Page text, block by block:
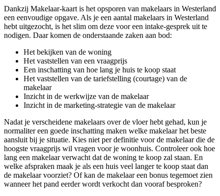
Dankzij Makelaar-kaart is het opsporen van makelaars in Westerland
een eenvoudige opgave. Als je een aantal makelaars in Westerland
hebt uitgezocht, is het slim om deze voor een intake-gesprek uit te
nodigen. Daar komen de onderstaande zaken aan bod:
Het bekijken van de woning
Het vaststellen van een vraagprijs
Een inschatting van hoe lang je huis te koop staat
Het vaststellen van de tariefstelling (courtage) van de
makelaar
Inzicht in de werkwijze van de makelaar
Inzicht in de marketing-strategie van de makelaar
Nadat je verscheidene makelaars over de vloer hebt gehad, kun je
normaliter een goede inschatting maken welke makelaar het beste
aansluit bij je situatie. Kies niet per definitie voor de makelaar die de
hoogste vraagprijs wil vragen voor je woonhuis. Controleer ook hoe
lang een makelaar verwacht dat de woning te koop zal staan. En
welke afspraken maak je als een huis veel langer te koop staat dan
de makelaar voorziet? Of kan de makelaar een bonus tegemoet zien
wanneer het pand eerder wordt verkocht dan vooraf besproken?